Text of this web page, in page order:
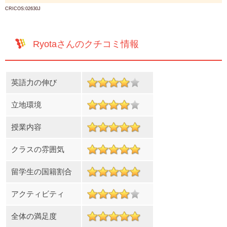
CRICOS:02630J
Ryotaさんのクチコミ情報
英語力の伸び
立地環境
授業内容
クラスの雰囲気
留学生の国籍割合
アクティビティ
全体の満足度